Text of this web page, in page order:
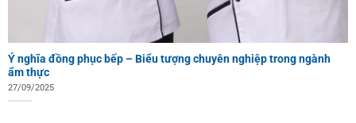
Ý nghĩa đồng phục bếp – Biểu tượng chuyên nghiệp trong ngành
ẩm thực
27/09/2025